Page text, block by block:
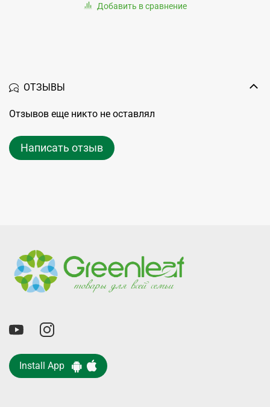
Добавить в сравнение
ОТЗЫВЫ
Отзывов еще никто не оставлял
Написать отзыв
Install App